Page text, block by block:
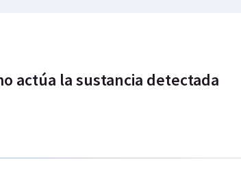
actúa la sustancia detectada